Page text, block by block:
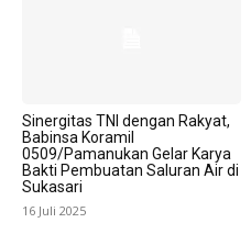
Sinergitas TNI dengan Rakyat,
Babinsa Koramil
0509/Pamanukan Gelar Karya
Bakti Pembuatan Saluran Air di
Sukasari
16 Juli 2025